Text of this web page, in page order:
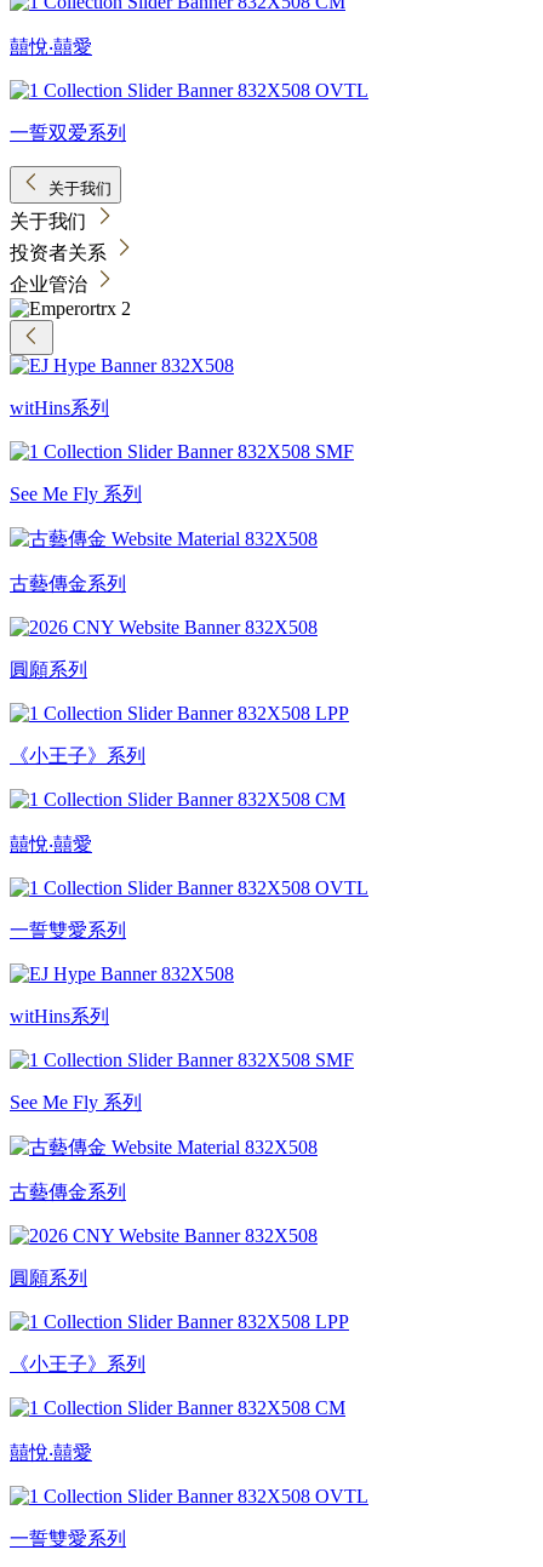
囍悅‧囍愛
一誓双爱系列
关于我们
关于我们
投资者关系
企业管治
witHins系列
See Me Fly 系列
古藝傳金系列
圓願系列
《小王子》系列
囍悅‧囍愛
一誓雙愛系列
witHins系列
See Me Fly 系列
古藝傳金系列
圓願系列
《小王子》系列
囍悅‧囍愛
一誓雙愛系列